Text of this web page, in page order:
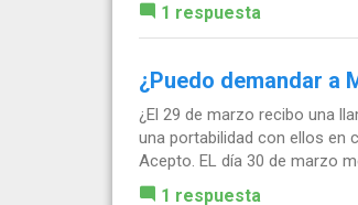
1 respuesta
¿Puedo demandar a
¿El 29 de marzo recibo una
una portabilidad con ellos en
Acepto. EL día 30 de marzo
1 respuesta